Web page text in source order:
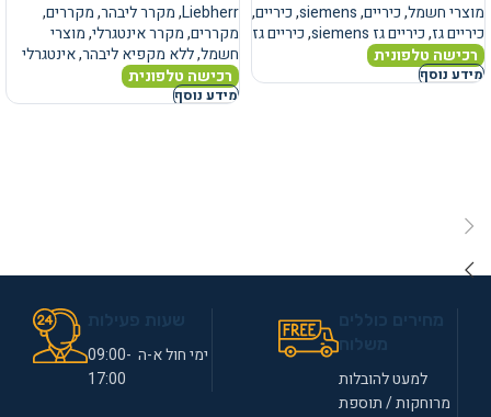
מוצרי חשמל,כיריים,
siemens
,כיריים,
כיריים גז,כיריים גז siemens ,כיריים גז
רכישה טלפונית
מידע נוסף
Liebherr
,מקרר ליבהר,מקררים,
מקררים,מקרר אינטגרלי,מוצרי
חשמל,ללא מקפיא ליבהר,אינטגרלי
רכישה טלפונית
מידע נוסף
למעט להובלות
מרוחקות / תוספת
ימי חול א-ה 09:00-
17:00